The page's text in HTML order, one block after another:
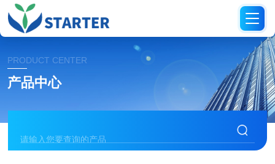
PRODUCT CENTER
产品中心